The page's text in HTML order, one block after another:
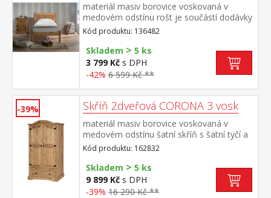
materiál masiv borovice voskovaná v
medovém odstínu rošt je součástí dodávky
doporučený rozměr matrace 90 × 200 cm
součást sestavy Corona
Kód produktu: 136482
Skladem > 5 ks
3 799 Kč s DPH
-42% 6 599 Kč **
-39% Skříň 2dveřová CORONA 3 vosk
materiál masiv borovice voskovaná v
medovém odstínu šatní skříň s šatní tyčí a
policí na klobouky 1 široká zásuvka, kovové
ozdobné úchytky součást sestavy Corona 3
Kód produktu: 162832
Skladem > 5 ks
9 899 Kč s DPH
-39% 16 290 Kč **